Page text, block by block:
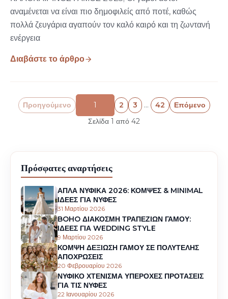
αναμένεται να είναι πιο δημοφιλείς από ποτέ, καθώς
πολλά ζευγάρια αγαπούν τον καλό καιρό και τη ζωντανή
ενέργεια
Διαβάστε το άρθρο
Προηγούμενο 1 2 3 … 42
Επόμενο
Σελίδα 1 από 42
Πρόσφατες αναρτήσεις
ΑΠΛΑ ΝΥΦΙΚΑ 2026: ΚΟΜΨΕΣ & MINIMAL
ΙΔΕΕΣ ΓΙΑ ΝΥΦΕΣ
31 Μαρτίου 2026
BOHO ΔΙΑΚΟΣΜΗ ΤΡΑΠΕΖΙΩΝ ΓΑΜΟΥ:
ΙΔΕΕΣ ΓΙΑ WEDDING STYLE
9 Μαρτίου 2026
ΚΟΜΨΗ ΔΕΞΙΩΣΗ ΓΑΜΟΥ ΣΕ ΠΟΛΥΤΕΛΗΣ
ΑΠΟΧΡΩΣΕΙΣ
20 Φεβρουαρίου 2026
ΝΥΦΙΚΟ ΧΤΕΝΙΣΜΑ ΥΠΕΡΟΧΕΣ ΠΡΟΤΑΣΕΙΣ
ΓΙΑ ΤΙΣ ΝΥΦΕΣ
22 Ιανουαρίου 2026